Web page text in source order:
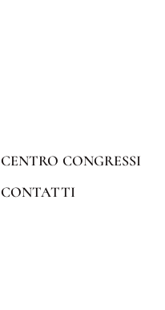
CENTRO CONGRESSI
CONTATTI